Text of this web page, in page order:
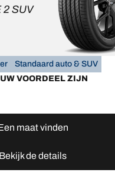
2 SUV
Standaard auto & SUV
VOORDEEL ZIJN
maat vinden
Bekijk de details